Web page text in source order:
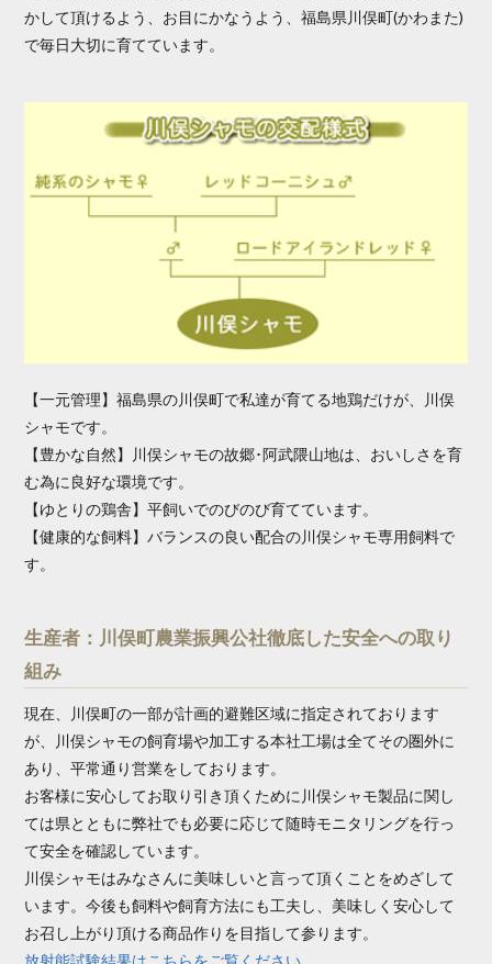
かして頂けるよう、お目にかなうよう、福島県川俣町(かわまた)
で毎日大切に育てています。
【一元管理】福島県の川俣町で私達が育てる地鶏だけが、川俣
シャモです。
【豊かな自然】川俣シャモの故郷･阿武隈山地は、おいしさを育
む為に良好な環境です。
【ゆとりの鶏舎】平飼いでのびのび育てています。
【健康的な飼料】バランスの良い配合の川俣シャモ専用飼料で
す。
生産者：川俣町農業振興公社徹底した安全への取り
組み
現在、川俣町の一部が計画的避難区域に指定されております
が、川俣シャモの飼育場や加工する本社工場は全てその圏外に
あり、平常通り営業をしております。
お客様に安心してお取り引き頂くために川俣シャモ製品に関し
ては県とともに弊社でも必要に応じて随時モニタリングを行っ
て安全を確認しています。
川俣シャモはみなさんに美味しいと言って頂くことをめざして
います。今後も飼料や飼育方法にも工夫し、美味しく安心して
お召し上がり頂ける商品作りを目指して参ります。